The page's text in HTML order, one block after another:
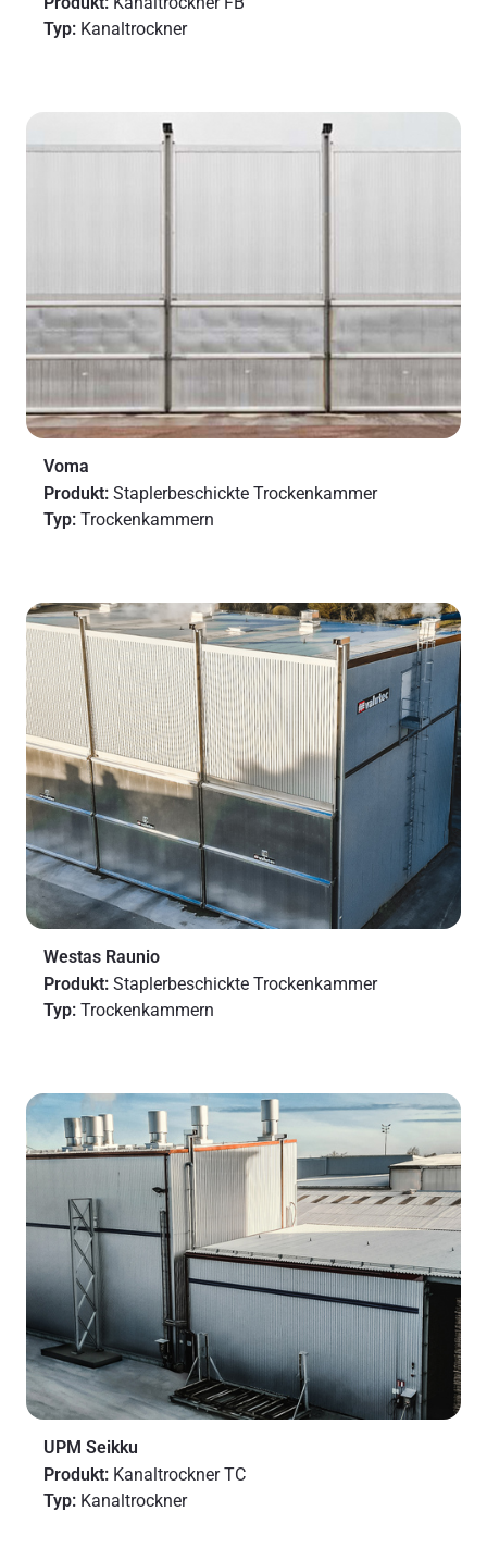
Typ: Kanaltrockner
Voma
Produkt: Staplerbeschickte Trockenkammer
Typ: Trockenkammern
Westas Raunio
Produkt: Staplerbeschickte Trockenkammer
Typ: Trockenkammern
UPM Seikku
Produkt: Kanaltrockner TC
Typ: Kanaltrockner